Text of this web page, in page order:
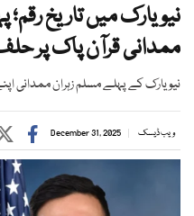
نیویارک میں تاریخ
ممدانی قرآن پاک پر
نیویارک کے پہلے مسلم زہران ممدانی
ویب ڈیسک December 31, 2025